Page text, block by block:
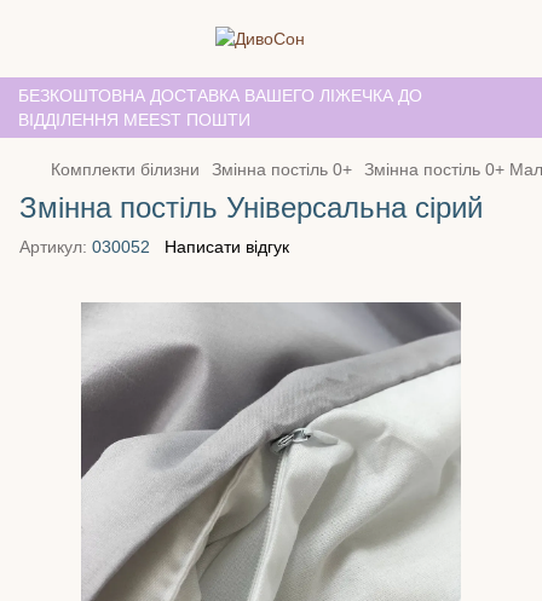
БЕЗКОШТОВНА ДОСТАВКА ВАШЕГО ЛІЖЕЧКА ДО
ВІДДІЛЕННЯ MEEST ПОШТИ
Комплекти білизни Змінна постіль 0+ Змінна постіль 0+
Змінна постіль Універсальна сірий
Артикул: 030052 Написати відгук